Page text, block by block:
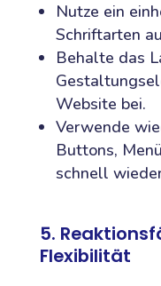
Nutze ein
Schriftarten
Behalte das
Website bei.
Verwende
Buttons,
schnell
5.
Flexibilität